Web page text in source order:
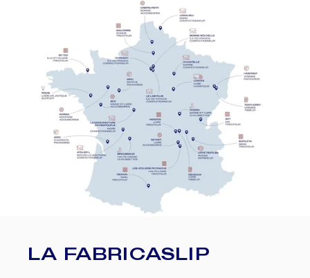
LA FABRICASLIP